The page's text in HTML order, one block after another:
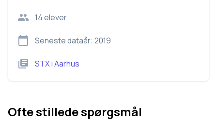
14elever
Seneste dataår: 2019
STXiAarhus
Ofte stillede spørgsmål